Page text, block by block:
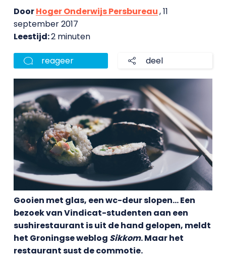
DoorHoger Onderwijs Persbureau, 11
september 2017
Leestijd:2 minuten
reageer deel
Gooien met glas, een wc-deur slopen… Een
bezoek van Vindicat-studenten aan een
sushirestaurant is uit de hand gelopen, meldt
het Groningse weblog Sikkom. Maar het
restaurant sust de commotie.